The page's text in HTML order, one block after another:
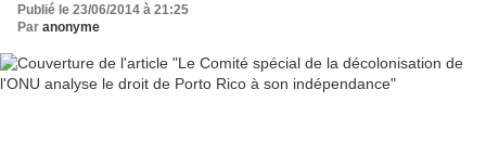
Publié le 23/06/2014 à 21:25
Par anonyme